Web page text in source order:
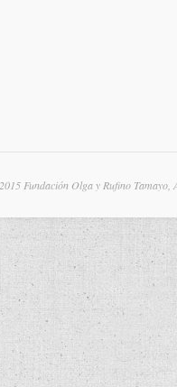
Fundación Olga y Rufino Tamayo,